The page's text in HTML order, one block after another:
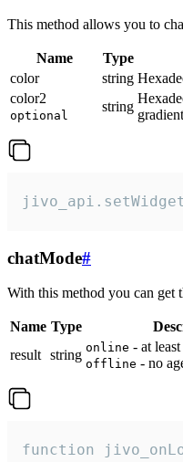
This method allows you to
Name Type
color
string
color2
optional
string
gradient
chatMode#
With this method you can get
Name Type
result string online - at
offline - no
function